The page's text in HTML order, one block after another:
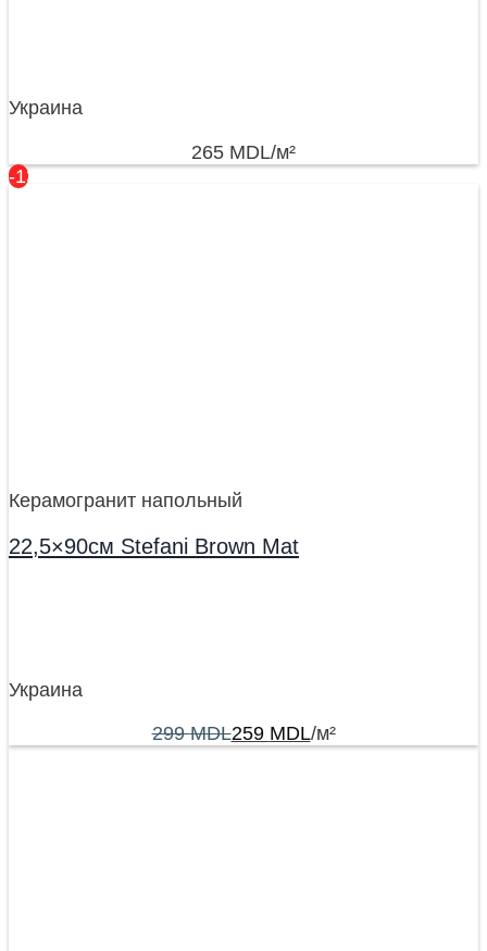
Украина
265 MDL/м²
-13%
Керамогранит напольный
22,5×90см Stefani Brown Mat
Украина
299MDL259 MDL/м²